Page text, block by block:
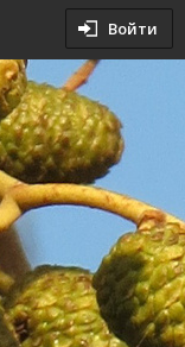
Войти